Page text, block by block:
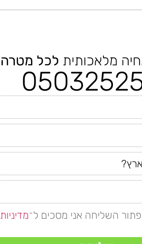
מלאכותית לכל מטרה
השליחה אני מסכים ל־מדיניות